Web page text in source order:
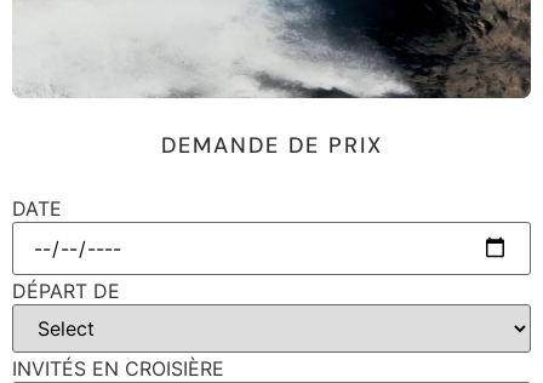
DEMANDE DE PRIX
DATE
DÉPART DE
INVITÉS EN CROISIÈRE